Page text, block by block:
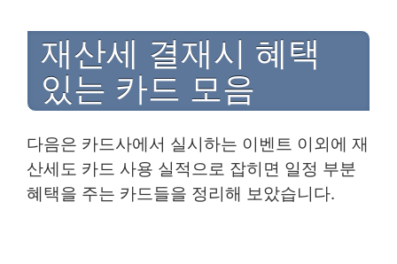
재산세 결재시 혜택
있는 카드 모음
다음은 카드사에서 실시하는 이벤트 이외에 재
산세도 카드 사용 실적으로 잡히면 일정 부분
혜택을 주는 카드들을 정리해 보았습니다.